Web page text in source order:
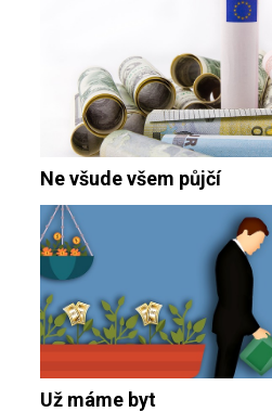
Ne všude všem půjčí
Už máme byt